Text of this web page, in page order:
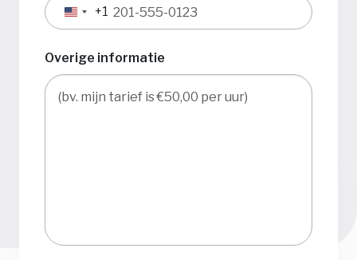
Verenigde
+1
+1
Overige informatie